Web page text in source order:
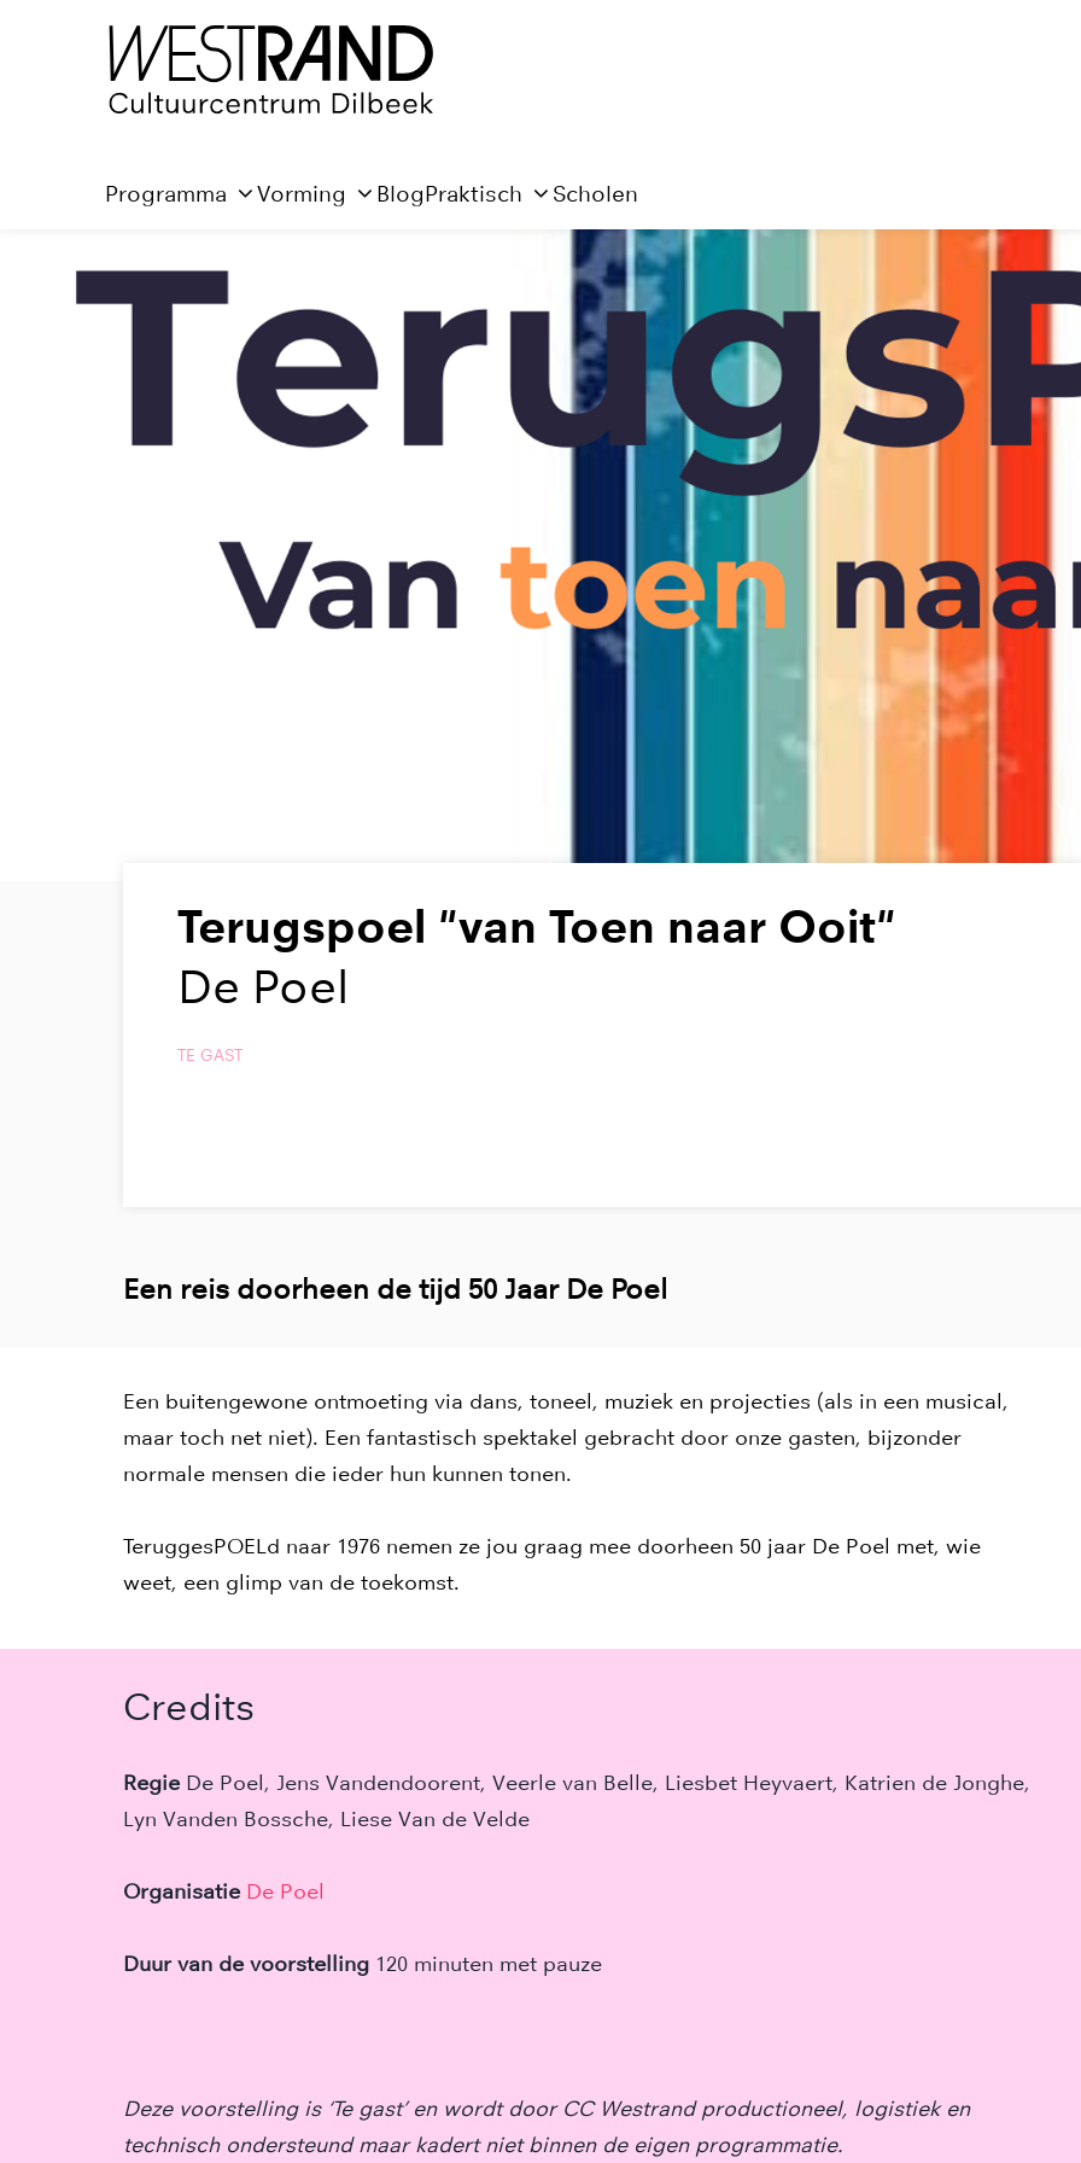
Programma Vorming BlogPraktisch Scholen
Terugspoel "van Toen naar Ooit"
De Poel
TE GAST
Een reis doorheen de tijd 50 Jaar De Poel
Een buitengewone ontmoeting via dans, toneel, muziek en projecties (als in een musical,
maar toch net niet). Een fantastisch spektakel gebracht door onze gasten, bijzonder
normale mensen die ieder hun kunnen tonen.
TeruggesPOELd naar 1976 nemen ze jou graag mee doorheen 50 jaar De Poel met, wie
weet, een glimp van de toekomst.
Credits
Regie De Poel, Jens Vandendoorent, Veerle van Belle, Liesbet Heyvaert, Katrien de Jonghe,
Lyn Vanden Bossche, Liese Van de Velde
Organisatie De Poel
Duur van de voorstelling 120 minuten met pauze
Deze voorstelling is ‘Te gast’ en wordt door CC Westrand productioneel, logistiek en
technisch ondersteund maar kadert niet binnen de eigen programmatie.